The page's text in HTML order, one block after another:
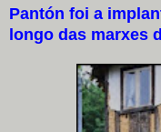
Pantón foi a
longo das marxes